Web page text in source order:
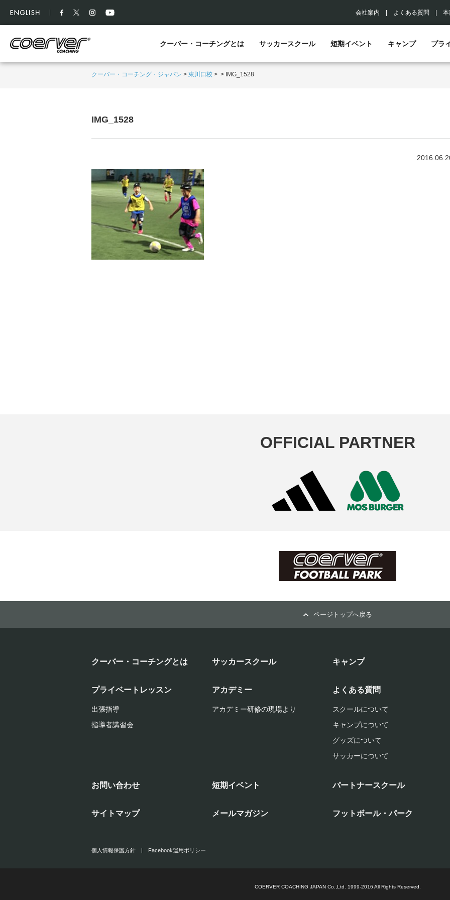
会社案内 よくある質問
クーバー・コーチングとは サッカースクール 短期イベント キャンプ プラ
クーバー・コーチング・ジャパン > 東川口校 > > IMG_1528
IMG_1528
OFFICIAL PARTNER
ページトップへ戻る
クーバー・コーチングとは サッカースクール キャンプ
プライベートレッスン
出張指導
指導者講習会
アカデミー
アカデミー研修の現場より
よくある質問
スクールについて
キャンプについて
グッズについて
サッカーについて
お問い合わせ 短期イベント パートナースクール
サイトマップ メールマガジン フットボール・パーク
個人情報保護方針 | Facebook運用ポリシー
COERVER COACHING JAPAN Co.,Ltd. 1999-2016 All Rights Reserved.